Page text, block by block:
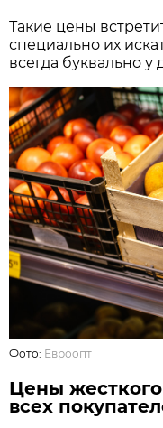
Такие цены
специально их
всегда буквально у
Фото: Евроопт
Цены
всех